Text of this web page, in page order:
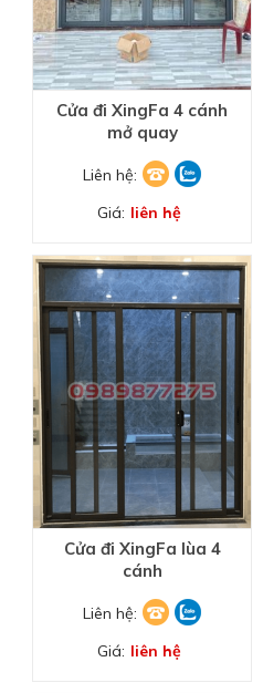
Cửa đi XingFa 4 cánh
mở quay
Liên hệ:
Giá: liên hệ
Cửa đi XingFa lùa 4
cánh
Liên hệ:
Giá: liên hệ